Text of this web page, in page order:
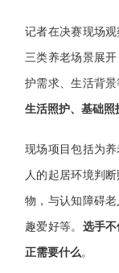
记者在决赛现场
三类养老场景展
护需求、生活背景
生活照护、基础照
现场项目包括为
人的起居环境判
物，与认知障碍
趣爱好等。 选手
正需要什么。